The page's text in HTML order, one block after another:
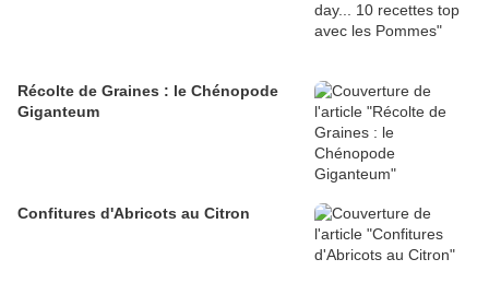
Récolte de Graines : le Chénopode
Giganteum
Confitures d'Abricots au Citron